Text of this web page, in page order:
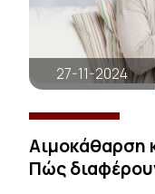
27-11-2024
Αιμοκάθαρση
Πώς